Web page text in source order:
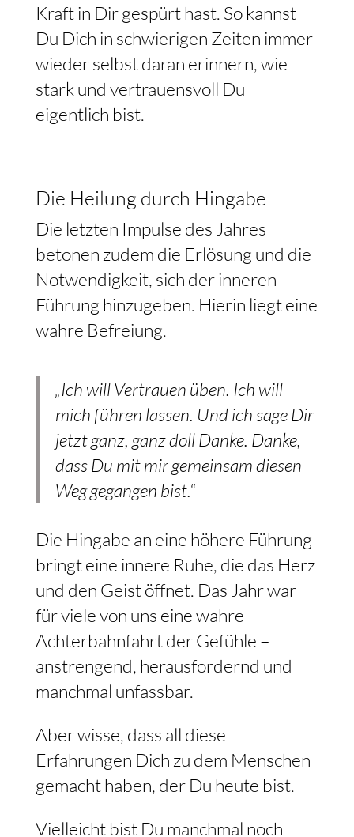
Kraft in Dir gespürt hast. So kannst
Du Dich in schwierigen Zeiten immer
wieder selbst daran erinnern, wie
stark und vertrauensvoll Du
eigentlich bist.
Die Heilung durch Hingabe
Die letzten Impulse des Jahres
betonen zudem die Erlösung und die
Notwendigkeit, sich der inneren
Führung hinzugeben. Hierin liegt eine
wahre Befreiung.
„Ich will Vertrauen üben. Ich will
mich führen lassen. Und ich sage Dir
jetzt ganz, ganz doll Danke. Danke,
dass Du mit mir gemeinsam diesen
Weg gegangen bist.“
Die Hingabe an eine höhere Führung
bringt eine innere Ruhe, die das Herz
und den Geist öffnet. Das Jahr war
für viele von uns eine wahre
Achterbahnfahrt der Gefühle –
anstrengend, herausfordernd und
manchmal unfassbar.
Aber wisse, dass all diese
Erfahrungen Dich zu dem Menschen
gemacht haben, der Du heute bist.
Vielleicht bist Du manchmal noch